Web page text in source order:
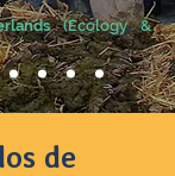
(Ecology &
de